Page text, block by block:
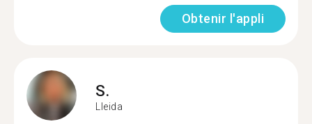
Obtenir l'appli
S.
Lleida